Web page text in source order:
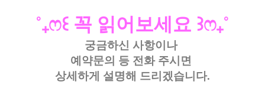
˚₊ෆ꒰ 꼭 읽어보세요 ꒱ෆ₊˚
궁금하신 사항이나
예약문의 등 전화 주시면
상세하게 설명해 드리겠습니다.